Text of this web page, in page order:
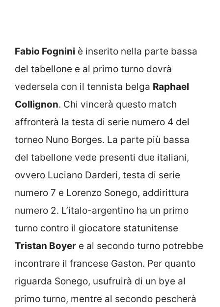
Fabio Fognini è inserito nella parte bassa
del tabellone e al primo turno dovrà
vedersela con il tennista belga Raphael
Collignon. Chi vincerà questo match
affronterà la testa di serie numero 4 del
torneo Nuno Borges. La parte più bassa
del tabellone vede presenti due italiani,
ovvero Luciano Darderi, testa di serie
numero 7 e Lorenzo Sonego, addirittura
numero 2. L’italo-argentino ha un primo
turno contro il giocatore statunitense
Tristan Boyer e al secondo turno potrebbe
incontrare il francese Gaston. Per quanto
riguarda Sonego, usufruirà di un bye al
primo turno, mentre al secondo pescherà